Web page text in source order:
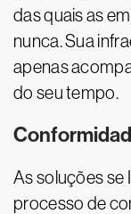
das quais as
nunca. Sua
apenas
do seu tempo.
As soluções se
processo de